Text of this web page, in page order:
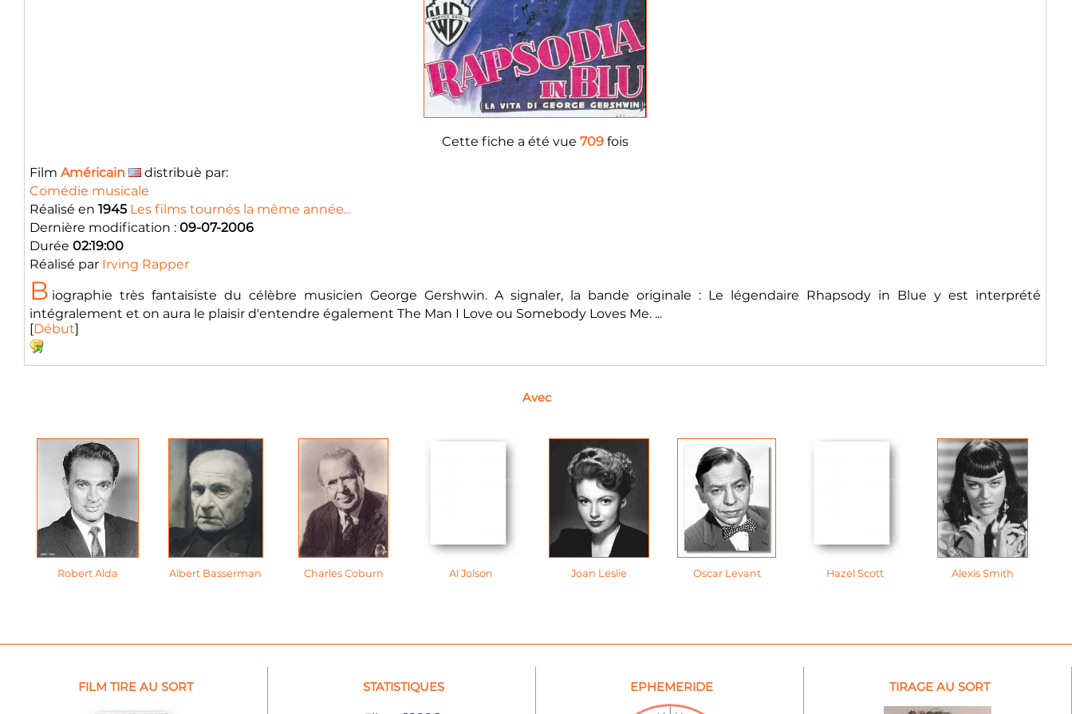
Cette fiche a été vue 709 fois
Film Américain
distribuè par:
Comédie musicale
Réalisé en 1945 Les films tournés la même année...
Dernière modification : 09-07-2006
Durée 02:19:00
Réalisé par Irving Rapper
B iographie très fantaisiste du célèbre musicien George Gershwin. A signaler, la bande originale : Le légendaire Rhapsody in Blue y est interprété
intégralement et on aura le plaisir d'entendre également The Man I Love ou Somebody Loves Me. ...
[Début]
Avec
Robert Alda Albert Basserman Charles Coburn Al Jolson Joan Leslie Oscar Levant Hazel Scott Alexis Smith
FILM TIRE AU SORT STATISTIQUES EPHEMERIDE TIRAGE AU SORT